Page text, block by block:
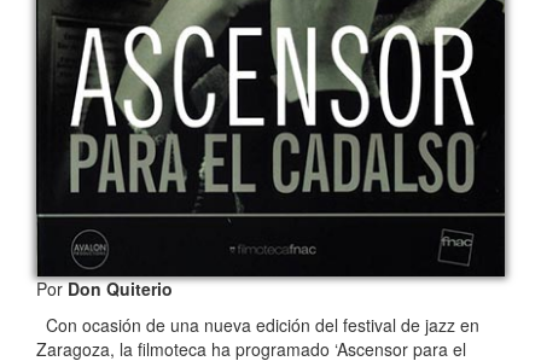
PorDon Quiterio
Con ocasión de una nueva edición del festival de jazz en
Zaragoza, la filmoteca ha programado ‘Ascensor para el